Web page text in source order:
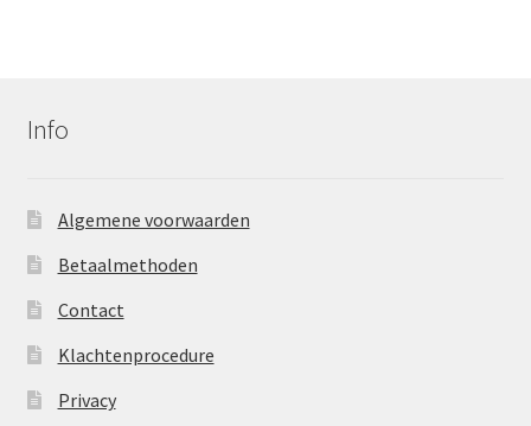
Info
Algemene voorwaarden
Betaalmethoden
Contact
Klachtenprocedure
Privacy